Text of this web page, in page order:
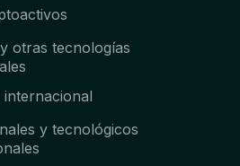
otras tecnologías
internacional
y tecnológicos